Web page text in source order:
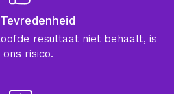
resultaat niet behaalt, is
ons risico.